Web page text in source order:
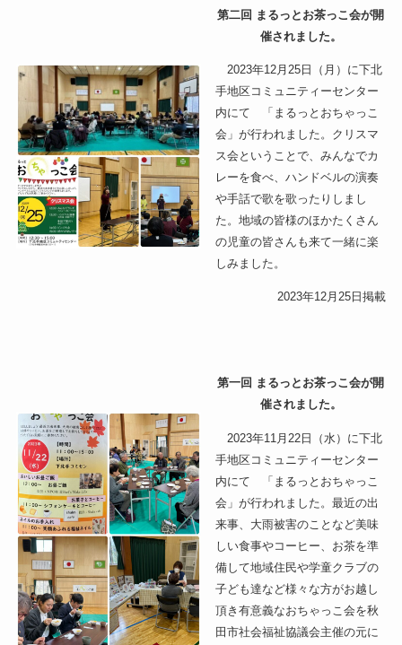
第二回 まるっとお茶っこ会が開
催されました。
2023年12月25日（月）に下北
手地区コミュニティーセンター
内にて 「まるっとおちゃっこ
会」が行われました。クリスマ
ス会ということで、みんなでカ
レーを食べ、ハンドベルの演奏
や手話で歌を歌ったりしまし
た。地域の皆様のほかたくさん
の児童の皆さんも来て一緒に楽
しみました。
2023年12月25日掲載
第一回 まるっとお茶っこ会が開
催されました。
2023年11月22日（水）に下北
手地区コミュニティーセンター
内にて 「まるっとおちゃっこ
会」が行われました。最近の出
来事、大雨被害のことなど美味
しい食事やコーヒー、お茶を準
備して地域住民や学童クラブの
子ども達など様々な方がお越し
頂き有意義なおちゃっこ会を秋
田市社会福祉協議会主催の元に